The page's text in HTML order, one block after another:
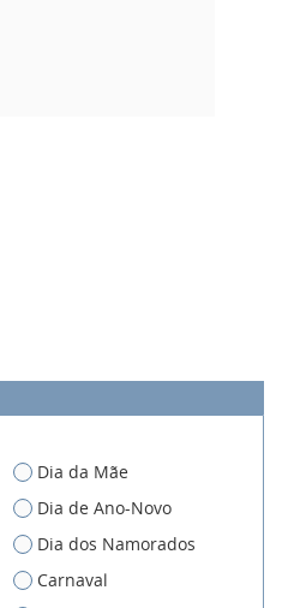
Dia da Mãe
Dia de Ano-Novo
Dia dos Namorados
Carnaval